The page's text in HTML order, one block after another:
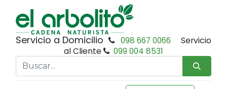
Servicio a Domicilio 098 667 0066
Servicio
al Cliente
099 004 8531